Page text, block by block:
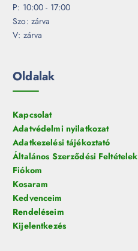
P: 10:00 - 17:00
Szo: zárva
V: zárva
Oldalak
Kapcsolat
Adatvédelmi nyilatkozat
Adatkezelési tájékoztató
Általános Szerződési Feltételek
Fiókom
Kosaram
Kedvenceim
Rendeléseim
Kijelentkezés